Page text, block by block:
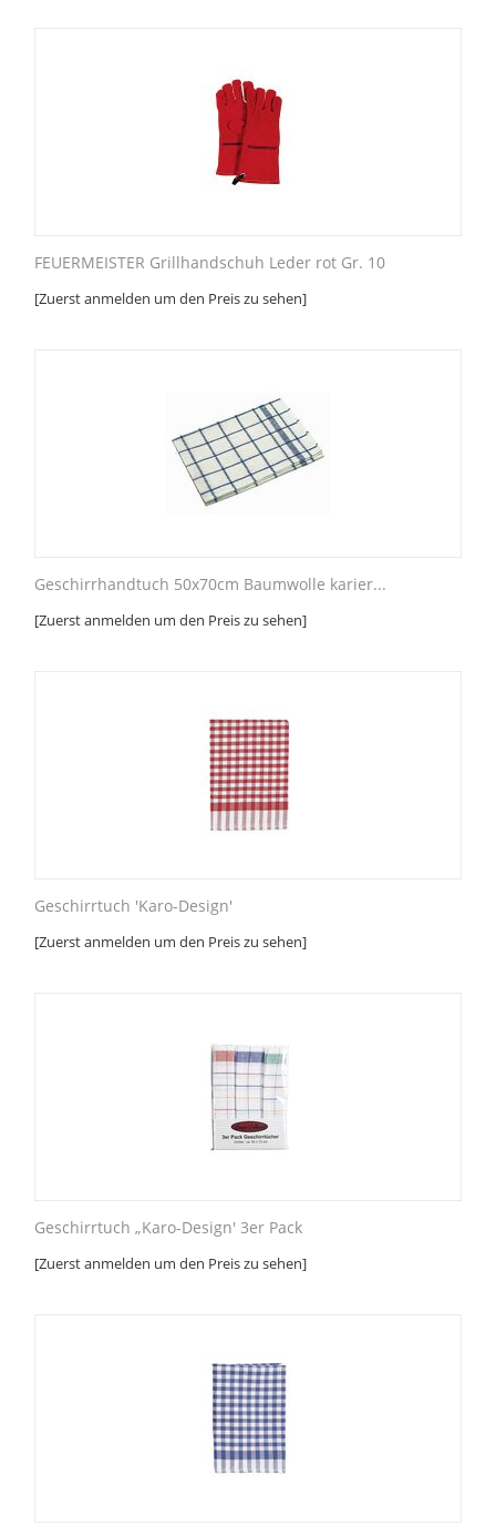
FEUERMEISTER Grillhandschuh Leder rot Gr. 10
[Zuerst anmelden um den Preis zu sehen]
Geschirrhandtuch 50x70cm Baumwolle karier...
[Zuerst anmelden um den Preis zu sehen]
Geschirrtuch 'Karo-Design'
[Zuerst anmelden um den Preis zu sehen]
Geschirrtuch „Karo-Design' 3er Pack
[Zuerst anmelden um den Preis zu sehen]